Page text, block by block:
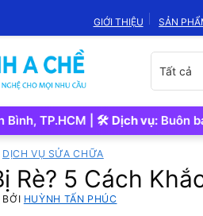
GIỚI THIỆU SẢN
Chọn
sản
phẩm
TP.HCM | 🛠️Dịch vụ:Buôn bán •
DỊCH VỤ SỬA CHỮA
Rè? 5 Cách
BỞI HUỲNH TẤN PHÚC